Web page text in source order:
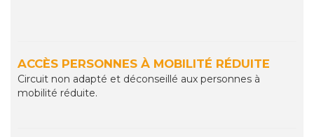
ACCÈS PERSONNES À MOBILITÉ RÉDUITE
Circuit non adapté et déconseillé aux personnes à
mobilité réduite.